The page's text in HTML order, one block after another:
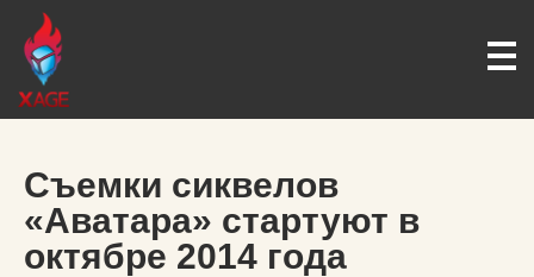
Съемки сиквелов
«Аватара» стартуют в
октябре 2014 года